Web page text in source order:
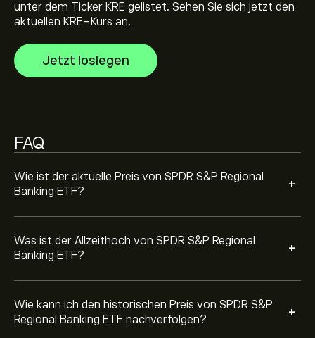
unter dem Ticker KRE gelistet. Sehen Sie sich jetzt den
aktuellen KRE-Kurs an.
Jetzt loslegen
FAQ
Wie ist der aktuelle Preis von SPDR S&P Regional
Banking ETF?
+
Was ist der Allzeithoch von SPDR S&P Regional
Banking ETF?
+
Wie kann ich den historischen Preis von SPDR S&P
Regional Banking ETF nachverfolgen?
+
Wählen Sie den Zeitrahmen „1T“ oder „1W“ auf dem
Preisbewegungen von SPDR S&P Regional Banking ETF
zu sehen. Der Preis von SPDR S&P Regional Banking
ETF bewegte sich im letzten Jahr in einer
Um KRE zu kaufen, besuchen Sie die Seite „SPDR S&P
ETF Sie kaufen möchten. Sie können auch einen
Auftrag erteilen, der KRE künftig zu einem bestimmten
Preis kauft.